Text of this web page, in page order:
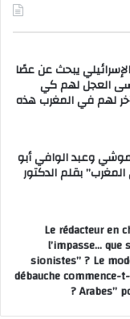
يبحث عن عصًا
العجل لهم كي
لهم في المغرب هذه
وعبد الوافي أبو
بقلم الدكتور
Le rédacteur en
l’impasse…
sionistes” ? Le
débauche commence-
Arabes”